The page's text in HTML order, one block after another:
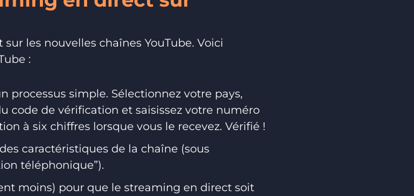
les nouvelles chaînes YouTube. Voici
:
processus simple. Sélectionnez votre pays,
code de vérification et saisissez votre numéro
à six chiffres lorsque vous le recevez. Vérifié !
caractéristiques de la chaîne (sous
téléphonique”).
moins) pour que le streaming en direct soit